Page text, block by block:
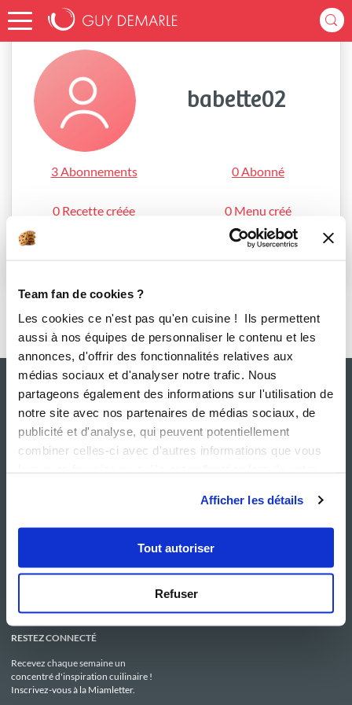
Team fan de cookies ?
Les cookies ce n'est pas qu'en cuisine ! Ils permettent
aussi à nos équipes de personnaliser le contenu et les
annonces, d'offrir des fonctionnalités relatives aux
médias sociaux et d'analyser notre trafic. Nous
partageons également des informations sur l'utilisation de
notre site avec nos partenaires de médias sociaux, de
publicité et d'analyse, qui peuvent potentiellement
combiner celles-ci avec d'autres informations que vous
Afficher les détails
Tout autoriser
Refuser
Accueil babette02
babette02
3 Abonnements 0 Abonné
0 Recette créée 0 Menu créé
Le Mag'
Boutique
C.G.U
Politique de confidentialité
Utilisation des Cookies
RESTEZ CONNECTÉ
Recevez chaque semaine un
concentré d'inspiration cuilinaire !
Inscrivez-vous à la Miamletter.